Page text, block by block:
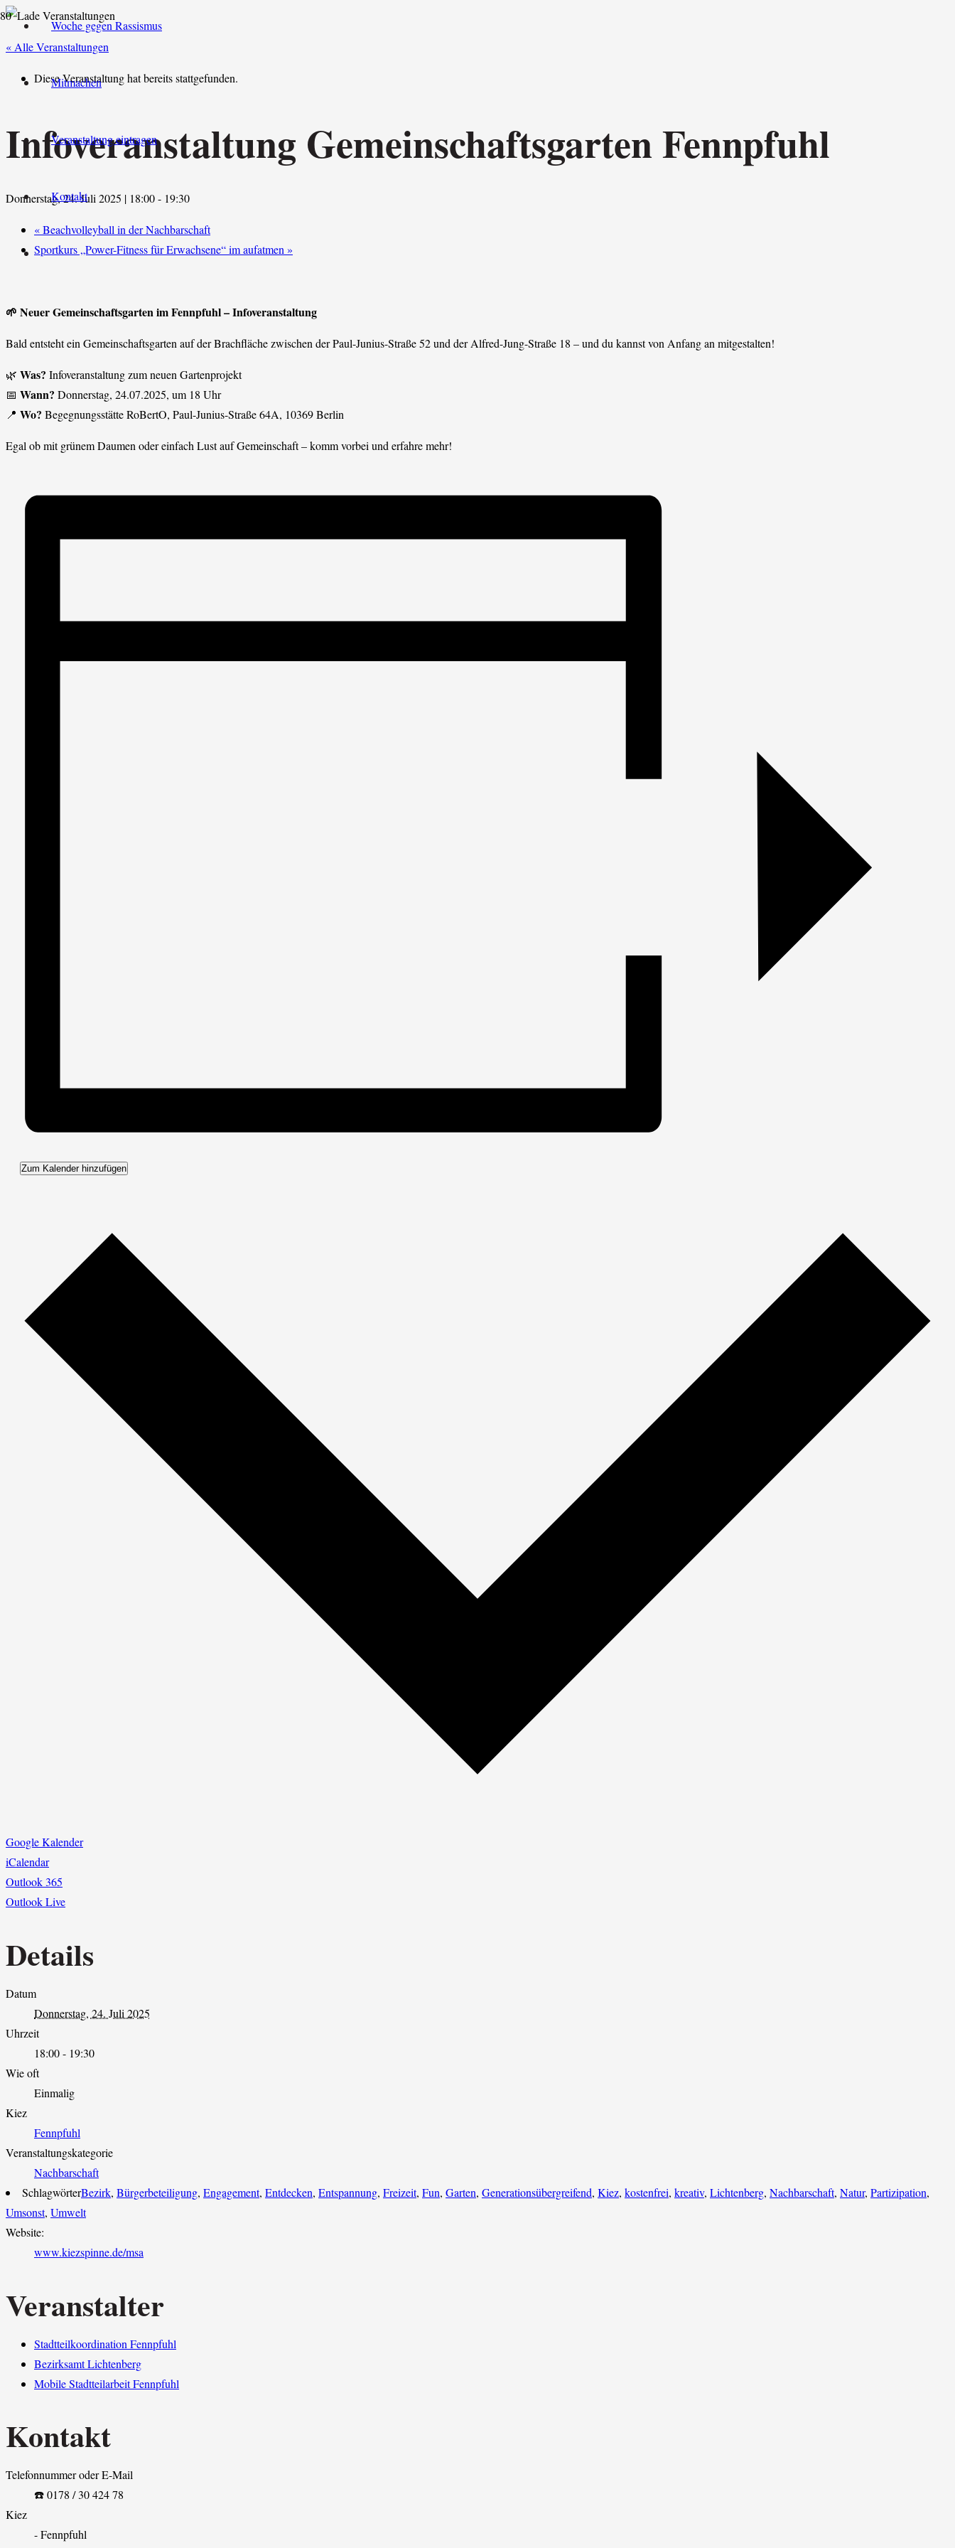
Woche gegen Rassismus
Mitmachen
Veranstaltung eintragen
Kontakt
« Alle Veranstaltungen
Diese Veranstaltung hat bereits stattgefunden.
Infoveranstaltung Gemeinschaftsgarten Fennpfuhl
Donnerstag, 24. Juli 2025 | 18:00- 19:30
«Beachvolleyball in der Nachbarschaft
Sportkurs „Power-Fitness für Erwachsene“ im aufatmen»
🌱 Neuer Gemeinschaftsgarten im Fennpfuhl – Infoveranstaltung
Bald entsteht ein Gemeinschaftsgarten auf der Brachfläche zwischen der Paul-Junius-Straße 52 und der Alfred-Jung-Straße 18 – und du kannst von Anfang an mitgestalten!
🌿 Was? Infoveranstaltung zum neuen Gartenprojekt
📅 Wann? Donnerstag, 24.07.2025, um 18 Uhr
📍 Wo? Begegnungsstätte RoBertO, Paul-Junius-Straße 64A, 10369 Berlin
Egal ob mit grünem Daumen oder einfach Lust auf Gemeinschaft – komm vorbei und erfahre mehr!
Zum Kalender hinzufügen
Google Kalender
iCalendar
Outlook 365
Outlook Live
Details
Datum
Donnerstag, 24. Juli 2025
Uhrzeit
18:00 - 19:30
Wie oft
Einmalig
Kiez
Fennpfuhl
Veranstaltungskategorie
Nachbarschaft
SchlagwörterBezirk, Bürgerbeteiligung, Engagement, Entdecken, Entspannung, Freizeit, Fun, Garten, Generationsübergreifend, Kiez, kostenfrei, kreativ, Lichtenberg, Nachbarschaft, Natur, Partizipation,
Umsonst, Umwelt
Website:
www.kiezspinne.de/msa
Veranstalter
Stadtteilkoordination Fennpfuhl
Bezirksamt Lichtenberg
Mobile Stadtteilarbeit Fennpfuhl
Kontakt
Telefonnummer oder E-Mail
☎️ 0178 / 30 424 78
Kiez
- Fennpfuhl